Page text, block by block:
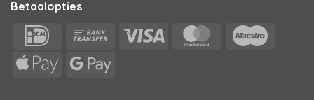
Betaalopties
IDeal
Bank
Visa MasterCard
Apple
Google